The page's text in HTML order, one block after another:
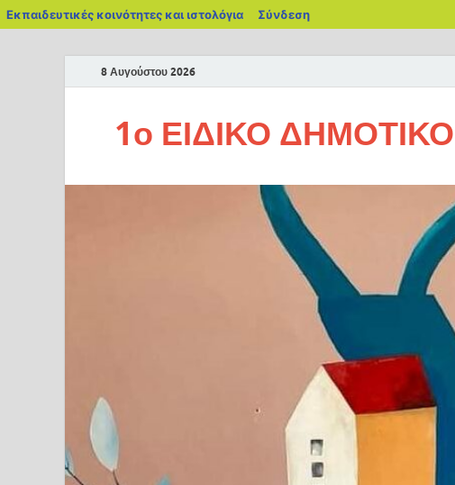
Εκπαιδευτικές κοινότητες και ιστολόγια Σύνδεση
8 Αυγούστου 2026
1ο ΕΙΔΙΚΟ